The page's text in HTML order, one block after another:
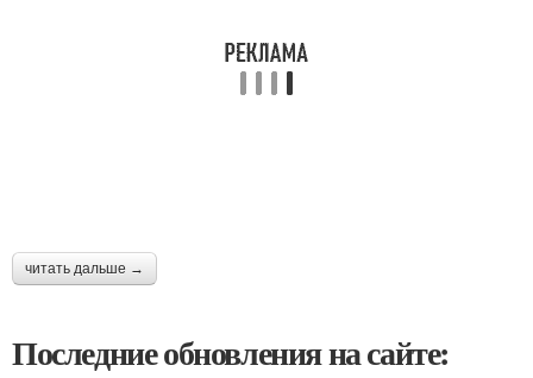
читать дальше →
Последние обновления на сайте: